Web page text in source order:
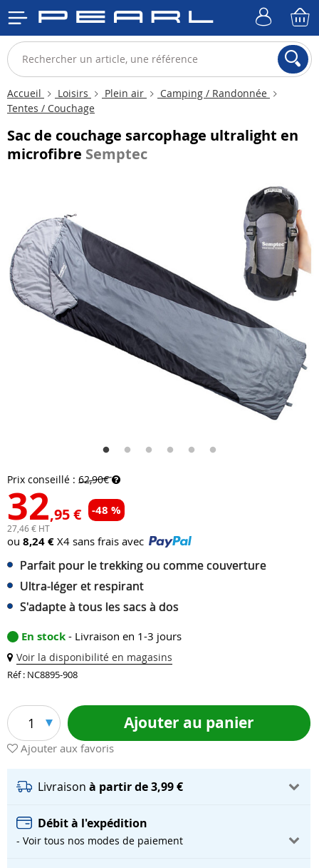
Accueil Loisirs Plein air
Camping / Randonnée
Tentes / Couchage
Sac de couchage sarcophage ultralight en
microfibre Semptec
Prix conseillé : 62,90€
32,95 € -48 %
27,46 € HT
ou 8,24 € X4 sans frais avec
Parfait pour le trekking ou comme couverture
Ultra-léger et respirant
S'adapte à tous les sacs à dos
En stock - Livraison en 1-3 jours
Voir la disponibilité en magasins
Réf : NC8895-908
1 Ajouter au panier
Ajouter aux favoris
Livraison à partir de 3,99 €
Débit à l'expédition
- Voir tous nos modes de paiement